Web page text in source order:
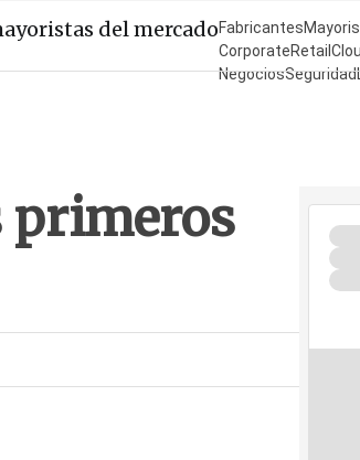
del mercadoFabricantes
CorporateRetail
NegociosSeguridad
primeros